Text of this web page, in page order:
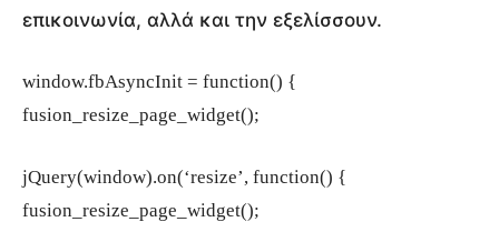
επικοινωνία, αλλά και την εξελίσσουν.
window.fbAsyncInit = function() {
fusion_resize_page_widget();
jQuery(window).on(‘resize’, function() {
fusion_resize_page_widget();